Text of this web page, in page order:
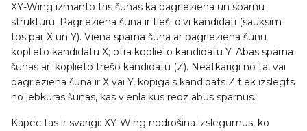
XY-Wing izmanto trīs šūnas kā pagrieziena un spārnu
struktūru. Pagrieziena šūnā ir tieši divi kandidāti (sauksim
tos par X un Y). Viena spārna šūna ar pagrieziena šūnu
koplieto kandidātu X; otra koplieto kandidātu Y. Abas spārna
šūnas arī koplieto trešo kandidātu (Z). Neatkarīgi no tā, vai
pagrieziena šūnā ir X vai Y, kopīgais kandidāts Z tiek izslēgts
no jebkuras šūnas, kas vienlaikus redz abus spārnus.
Kāpēc tas ir svarīgi: XY-Wing nodrošina izslēgumus, ko